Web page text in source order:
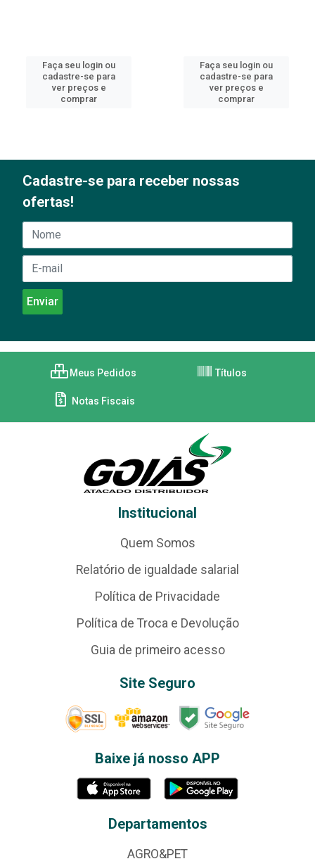
Faça seu login ou
cadastre-se para
ver preços e
comprar
Faça seu login ou
cadastre-se para
ver preços e
comprar
Cadastre-se para receber nossas
ofertas!
Meus Pedidos Títulos
Notas Fiscais
Institucional
Quem Somos
Relatório de igualdade salarial
Política de Privacidade
Política de Troca e Devolução
Guia de primeiro acesso
Site Seguro
Baixe já nosso APP
Departamentos
AGRO&PET